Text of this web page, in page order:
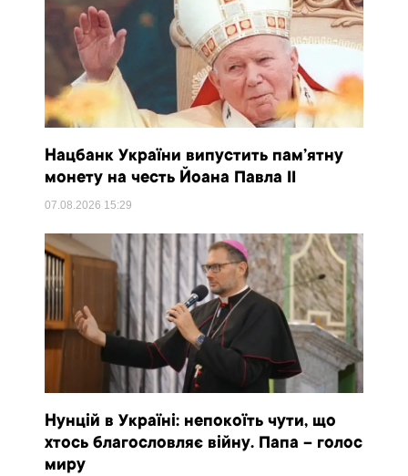
Нацбанк України випустить пам’ятну
монету на честь Йоана Павла II
07.08.2026 15:29
Нунцій в Україні: непокоїть чути, що
хтось благословляє війну. Папа – голос
миру